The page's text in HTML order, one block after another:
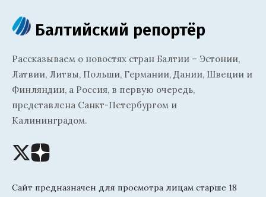
Балтийский репортёр
Рассказываем о новостях стран Балтии – Эстонии,
Латвии, Литвы, Польши, Германии, Дании, Швеции и
Финляндии, а Россия, в первую очередь,
представлена Санкт-Петербургом и
Калининградом.
Сайт предназначен для просмотра лицам старше 18